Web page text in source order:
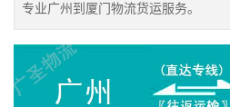
专业广州到厦门物流货运服务。